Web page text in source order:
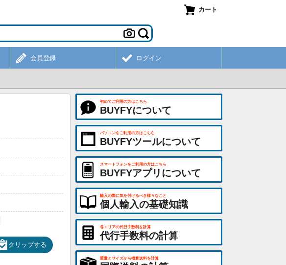
カート
会員登録 ログイン
クリップする
初めてご利用の方はこちら
BUYFYについて
パソコンをご利用の方はこちら
BUYFYツールについて
スマートフォンをご利用の方はこちら
BUYFYアプリについて
輸入の際に気を付けるべき様々なこと
個人輸入の基礎知識
各エリアの代行手数料を計算
代行手数料の計算
重量とサイズから概算送料を計算